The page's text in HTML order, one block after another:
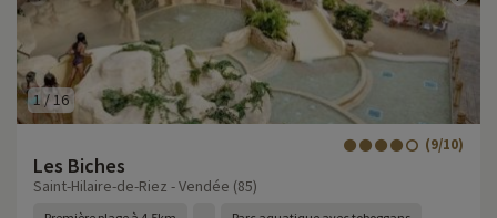
1 /16
Les Biches
(9/10)
Saint-Hilaire-de-Riez - Vendée (85)